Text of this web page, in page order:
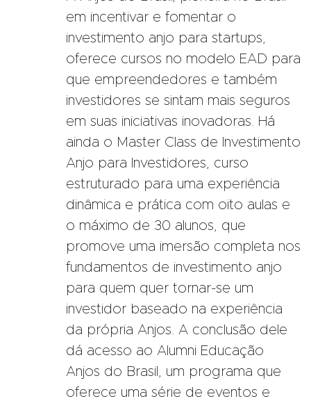
em incentivar e fomentar o
investimento anjo para startups,
oferece cursos no modelo EAD para
que empreendedores e também
investidores se sintam mais seguros
em suas iniciativas inovadoras. Há
ainda o Master Class de Investimento
Anjo para Investidores, curso
estruturado para uma experiência
dinâmica e prática com oito aulas e
o máximo de 30 alunos, que
promove uma imersão completa nos
fundamentos de investimento anjo
para quem quer tornar-se um
investidor baseado na experiência
da própria Anjos. A conclusão dele
dá acesso ao Alumni Educação
Anjos do Brasil, um programa que
oferece uma série de eventos e